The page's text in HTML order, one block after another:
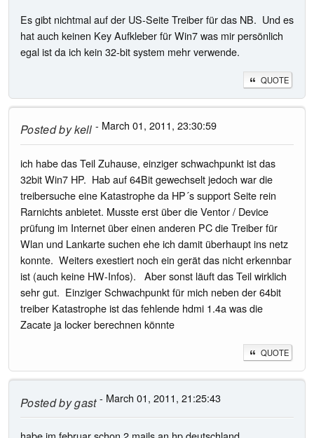
Es gibt nichtmal auf der US-Seite Treiber für das NB. Und es
hat auch keinen Key Aufkleber für Win7 was mir persönlich
egal ist da ich kein 32-bit system mehr verwende.
QUOTE
Posted bykell - March 01, 2011, 23:30:59
ich habe das Teil Zuhause, einziger schwachpunkt ist das
32bit Win7 HP. Hab auf 64Bit gewechselt jedoch war die
treibersuche eine Katastrophe da HP´s support Seite rein
Rarnichts anbietet. Musste erst über die Ventor / Device
prüfung im Internet über einen anderen PC die Treiber für
Wlan und Lankarte suchen ehe ich damit überhaupt ins netz
konnte. Weiters exestiert noch ein gerät das nicht erkennbar
ist (auch keine HW-Infos). Aber sonst läuft das Teil wirklich
sehr gut. Einziger Schwachpunkt für mich neben der 64bit
treiber Katastrophe ist das fehlende hdmi 1.4a was die
Zacate ja locker berechnen könnte
QUOTE
Posted bygast- March 01, 2011, 21:25:43